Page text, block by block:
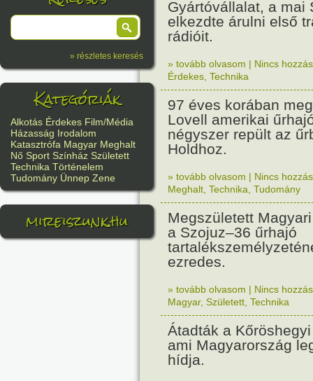
» részletes keresés
Kategóriák
Alkotás Érdekes Film/Média
Házasság Irodalom
Katasztrófa Magyar Meghalt
Nő Sport Színház Született
Technika Történelem
Tudomány Ünnep Zene
mireiszunk.hu
Gyártóvállalat, a mai
elkezdte árulni első
rádióit.
» tovább olvasom | Nincs
Érdekes Technika
97 éves korában
Lovell amerikai
négyszer repült az
Holdhoz.
» tovább olvasom | Nincs
Meghalt Technika Tudomány
Megszületett
a Szojuz–36 űrhajó
ezredes.
» tovább olvasom | Nincs
Magyar, Született Technika
Átadták a
ami Magyarország
hídja.